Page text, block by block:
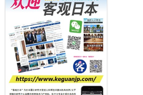
科学研究
东京大学和海上保安厅等发现南海海槽沿线板
差异
政策
日本第2次医疗研究开发调整费，根据一线实际
日元
科学研究
千叶大学鉴定出导致难治性疾病“肺高血压症”恶
会引发血管结构恶化
科学研究
日本科学未来馆 科学交
流员
小岩井忠道 泷川 进